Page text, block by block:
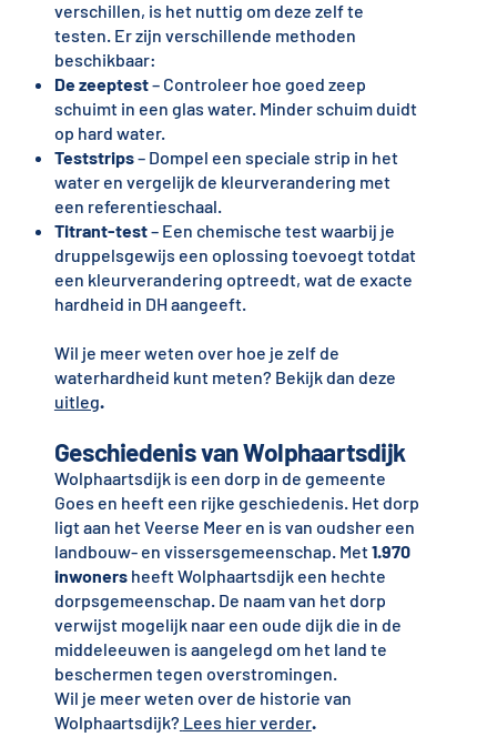
verschillen, is het nuttig om deze zelf te
testen. Er zijn verschillende methoden
beschikbaar:
De zeeptest– Controleer hoe goed zeep
schuimt in een glas water. Minder schuim duidt
op hard water.
Teststrips– Dompel een speciale strip in het
water en vergelijk de kleurverandering met
een referentieschaal.
Titrant-test– Een chemische test waarbij je
druppelsgewijs een oplossing toevoegt totdat
een kleurverandering optreedt, wat de exacte
hardheid in DH aangeeft.
Wil je meer weten over hoe je zelf de
waterhardheid kunt meten? Bekijk dan deze
uitleg.
Geschiedenis van Wolphaartsdijk
Wolphaartsdijk is een dorp in de gemeente
Goes en heeft een rijke geschiedenis. Het dorp
ligt aan het Veerse Meer en is van oudsher een
landbouw- en vissersgemeenschap. Met1.970
inwonersheeft Wolphaartsdijk een hechte
dorpsgemeenschap. De naam van het dorp
verwijst mogelijk naar een oude dijk die in de
middeleeuwen is aangelegd om het land te
beschermen tegen overstromingen.
Wil je meer weten over de historie van
Wolphaartsdijk? Lees hier verder.